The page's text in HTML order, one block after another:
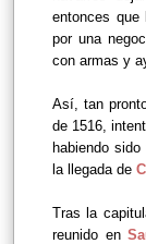
entonces que
por una
con armas y
Así, tan
de 1516,
habiendo sido
la llegada de
Tras la
reunido en